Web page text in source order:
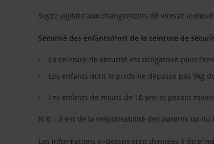
Soyez vigilant aux changements de vitesse
Sécurité des enfants/Port de la ceinture de
La ceinture de sécurité est obligatoire pour
Les enfants dont le poids ne dépasse pas 9kg
Les enfants de moins de 10 ans et pesant
N.B. : il est de la responsabilité des parents ou
Les informations ci-dessus sont données à titre